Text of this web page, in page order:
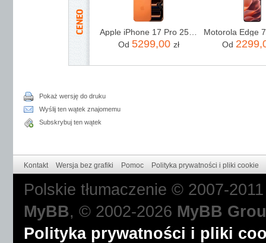
Apple iPhone 17 Pro 256GB Kosmiczny pomarańcz
Od 5299,00 zł Od
Pokaż wersję do druku
Wyślij ten wątek znajomemu
Subskrybuj ten wątek
Kontakt Wersja bez grafiki Pomoc Polityka prywatności i pliki cookie
Polskie tłumaczenie © 2007-
MyBB, © 2002-2026 MyBB
Polityka prywatności i pliki